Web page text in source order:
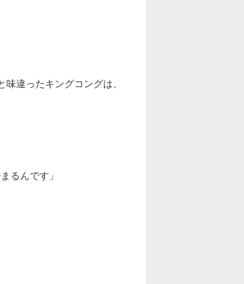
違ったキングコングは、
るんです」